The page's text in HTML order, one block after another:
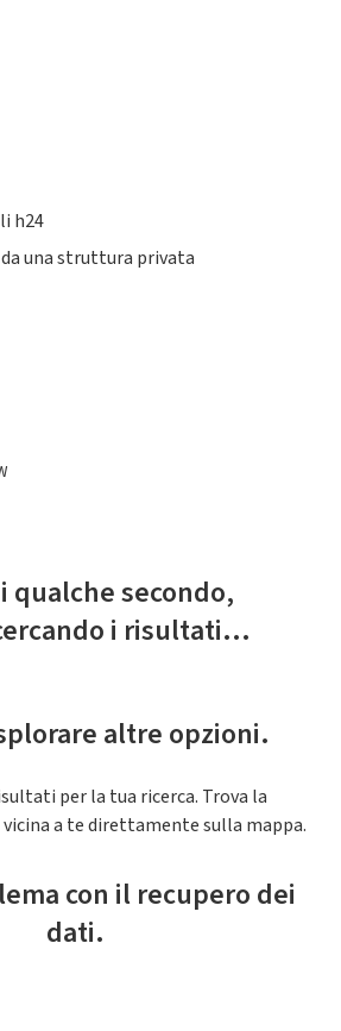
h24
una struttura privata
qualche secondo,
i risultati...
altre opzioni.
per la tua ricerca. Trova la
a te direttamente sulla mappa.
con il recupero dei
dati.